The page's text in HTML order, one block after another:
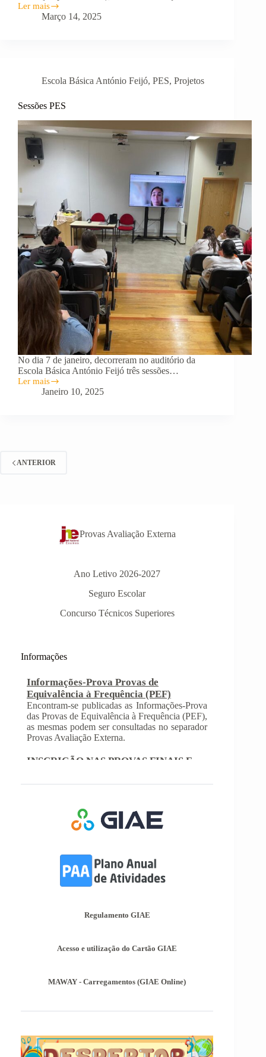
Ler mais
INTERNET
Março 14, 2025
Escola Básica António Feijó, PES, Projetos
Sessões PES
No dia 7 de janeiro, decorreram no auditório da
Escola Básica António Feijó três sessões…
Ler mais
Sessões
Janeiro 10, 2025
ANTERIOR
Provas Avaliação Externa
Ano Letivo 2026-2027
Seguro Escolar
Concurso Técnicos Superiores
Informações
Equivalência à Frequência (PEF)
Encontram-se publicadas as Informações-Prova
as mesmas podem ser consultadas no separador
Provas Avaliação Externa.
INSCRIÇÃO NAS PROVAS FINAIS E
NAS PROVAS DE EQUIVALÊNCIA À
FREQUÊNCIA
Nacional de Exames, ficaram definidos os
Afixação das Pautas de Avaliação dos 2º
e 3º Ciclos do Ensino Básico
A/2018, de 3 de Agosto, são afixadas hoje, dia
18 de junho de 2026, as pautas de avaliação do
3º Período dos 2º e 3º Ciclos do Ensino Básico.
Encontram-se publicadas as Informações-Prova
Provas Avaliação Externa.
Regulamento GIAE
Acesso e utilização do Cartão GIAE
MAWAY - Carregamentos (GIAE Online)